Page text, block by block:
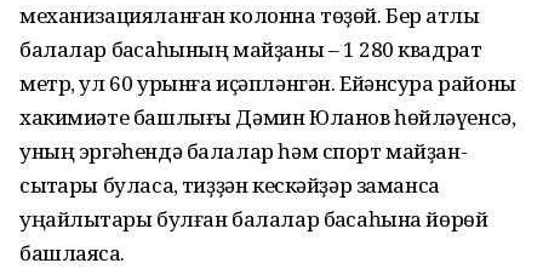
механизацияланған колонна төҙөй. Бер ҡатлы
балалар баҡсаһының майҙаны – 1 280 квадрат
метр, ул 60 урынға иҫәпләнгән. Ейәнсура районы
хакимиәте баш­лығы Дәмин Юланов һөйләүенсә,
уның эргәһендә балалар һәм спорт майҙан­
сыҡтары буласаҡ, тиҙҙән кескәйҙәр заманса
уңайлыҡтары булған балалар баҡсаһына йөрөй
башлаясаҡ.